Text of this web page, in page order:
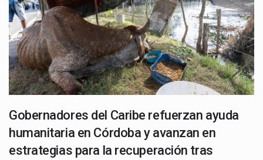
Gobernadores del Caribe refuerzan ayuda
humanitaria en Córdoba y avanzan en
estrategias para la recuperación tras